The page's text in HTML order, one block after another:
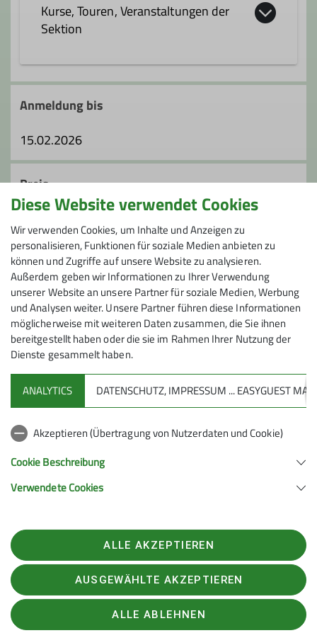
Kurse, Touren, Veranstaltungen der
Sektion
Anmeldung bis
15.02.2026
Preis
159,00 Euro/Personfür Nichtmitglieder.
Die Bezahlung erfolgt per Einzugsermächtigung.
Der Gesamtbetrag wird bis zum Beginn der
Veranstaltung abgebucht.
Aktuelles
Sektion Geislingen e.V. des Deutschen Alpenvereins (D.A.V.) e.V.
Telefon +497331947222
Datenschutz-Einstellungen
Impressum
Datenschutz
erklaerung-zur-barrierefreiheit
Diese Website verwendet Cookies
Wir verwenden Cookies, um Inhalte und Anzeigen zu
personalisieren, Funktionen für soziale Medien anbieten zu
können und Zugriffe auf unsere Website zu analysieren.
Außerdem geben wir Informationen zu Ihrer Verwendung
unserer Website an unsere Partner für soziale Medien, Werbung
und Analysen weiter. Unsere Partner führen diese Informationen
möglicherweise mit weiteren Daten zusammen, die Sie ihnen
bereitgestellt haben oder die sie im Rahmen Ihrer Nutzung der
Dienste gesammelt haben.
ANALYTICS DATENSCHUTZ, IMPRESSUM ... EASYGUEST
Akzeptieren (Übertragung von Nutzerdaten und Cookie)
Cookie Beschreibung
Verwendete Cookies
ALLE AKZEPTIEREN
AUSGEWÄHLTE AKZEPTIEREN
ALLE ABLEHNEN